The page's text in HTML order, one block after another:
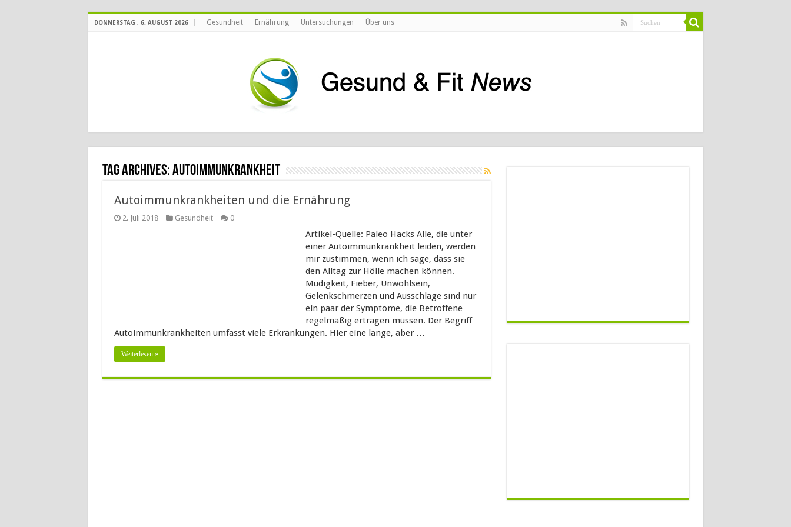
DONNERSTAG , 6. AUGUST 2026 Gesundheit Ernährung Untersuchungen Über uns
Tag Archives:Autoimmunkrankheit
Autoimmunkrankheiten und die Ernährung
2. Juli 2018 Gesundheit 0
Artikel-Quelle: Paleo Hacks Alle, die unter
einer Autoimmunkrankheit leiden, werden
mir zustimmen, wenn ich sage, dass sie
den Alltag zur Hölle machen können.
Müdigkeit, Fieber, Unwohlsein,
Gelenkschmerzen und Ausschläge sind nur
ein paar der Symptome, die Betroffene
regelmäßig ertragen müssen. Der Begriff
Autoimmunkrankheiten umfasst viele Erkrankungen. Hier eine lange, aber …
Weiterlesen »